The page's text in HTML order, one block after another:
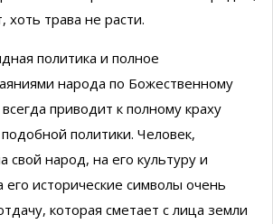
хоть трава не расти.
политика и полное
народа по Божественному
приводит к полному краху
политики. Человек,
свой народ, на его культуру и
его исторические символы очень
которая сметает с лица земли